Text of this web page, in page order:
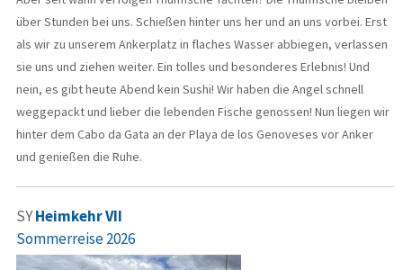
über Stunden bei uns. Schießen hinter uns her und an uns vorbei. Erst
als wir zu unserem Ankerplatz in flaches Wasser abbiegen, verlassen
sie uns und ziehen weiter. Ein tolles und besonderes Erlebnis! Und
nein, es gibt heute Abend kein Sushi! Wir haben die Angel schnell
weggepackt und lieber die lebenden Fische genossen! Nun liegen wir
hinter dem Cabo da Gata an der Playa de los Genoveses vor Anker
und genießen die Ruhe.
SYHeimkehr VII
Sommerreise 2026